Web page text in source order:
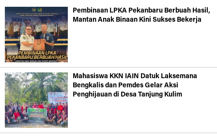
Pembinaan LPKA Pekanbaru Berbuah Hasil,
Mantan Anak Binaan Kini Sukses Bekerja
Mahasiswa KKN IAIN Datuk Laksemana
Bengkalis dan Pemdes Gelar Aksi
Penghijauan di Desa Tanjung Kulim